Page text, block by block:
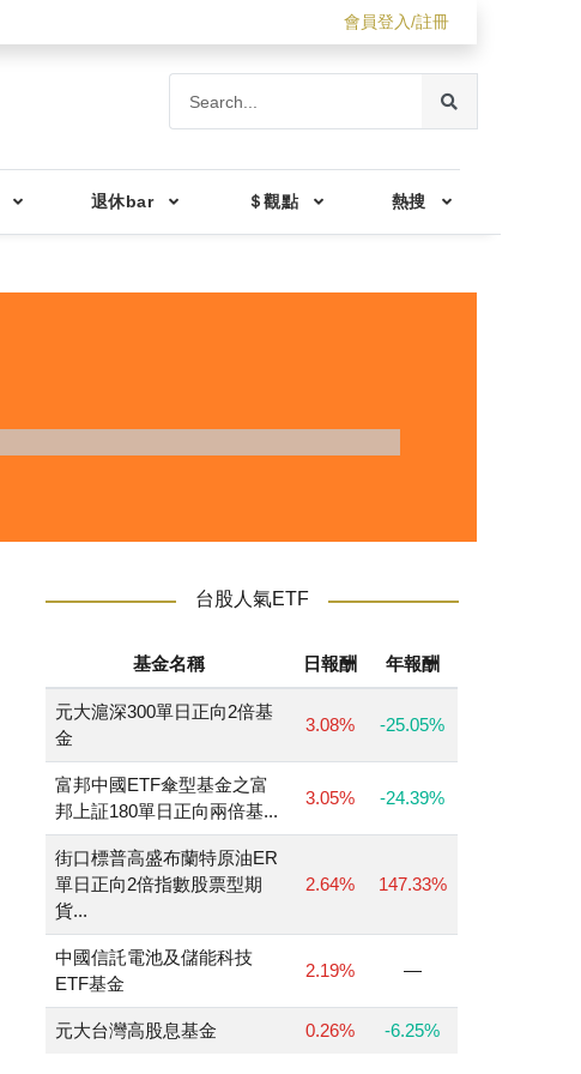
會員登入/註冊
退休bar ＄觀點 熱搜
台股人氣ETF
基金名稱 日報酬 年報酬
元大滬深300單日正向2倍基
金
3.08% -25.05%
富邦中國ETF傘型基金之富
邦上証180單日正向兩倍基...
3.05% -24.39%
街口標普高盛布蘭特原油ER
單日正向2倍指數股票型期
貨...
2.64% 147.33%
中國信託電池及儲能科技
ETF基金
2.19% —
元大台灣高股息基金 0.26% -6.25%